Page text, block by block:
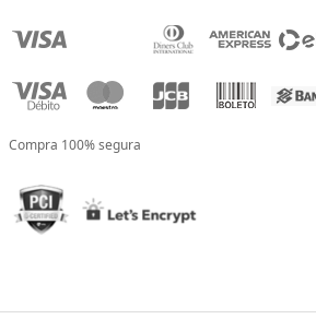
Compra 100% segura